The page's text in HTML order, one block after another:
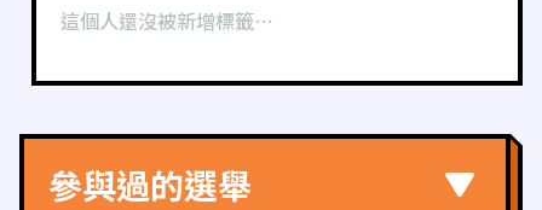
這個人還沒被新增標籤⋯
參與過的選舉